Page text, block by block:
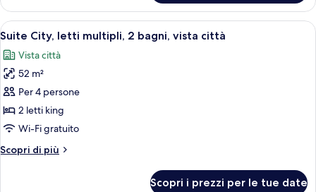
piscina
City,
letto
vista
piscina
Apri
tutte
le
foto
per
Suite
City,
multipli,
Una camera da letto moderna con
9
Suite City, letti multipli, 2 bagni, vista città
Vista città
52 m²
Per 4 persone
2 letti king
Wi-Fi gratuito
Scopri di più
Altri
Scopri i prezzi per le tue date